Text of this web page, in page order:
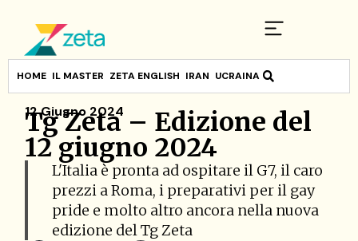
HOME IL MASTER ZETA ENGLISH IRAN UCRAINA
12 Giugno 2024
Tg Zeta – Edizione del
12 giugno 2024
L'Italia è pronta ad ospitare il G7, il caro
prezzi a Roma, i preparativi per il gay
pride e molto altro ancora nella nuova
edizione del Tg Zeta